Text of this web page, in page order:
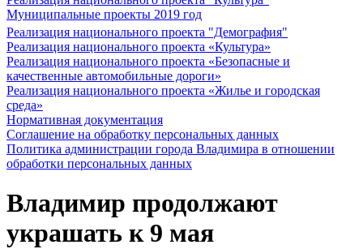
Муниципальные проекты 2019 год
Реализация национального проекта "Демография"
Реализация национального проекта «Культура»
Реализация национального проекта «Безопасные и
качественные автомобильные дороги»
Реализация национального проекта «Жилье и городская
среда»
Нормативная документация
Соглашение на обработку персональных данных
Политика администрации города Владимира в отношении
обработки персональных данных
Владимир продолжают
украшать к 9 мая